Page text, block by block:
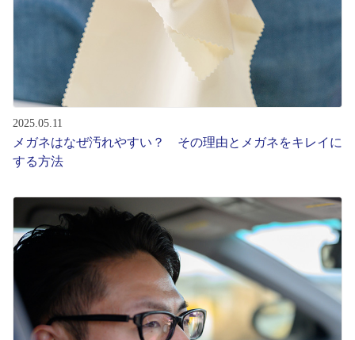
2025.05.11
メガネはなぜ汚れやすい？ その理由とメガネをキレイに
する方法